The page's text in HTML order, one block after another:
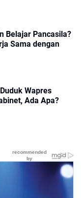
Belajar Pancasila?
Sama dengan
Wapres
Ada Apa?